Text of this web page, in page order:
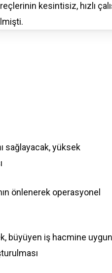
kesintisiz, hızlı
sağlayacak, yüksek
önlenerek operasyonel
büyüyen iş hacmine